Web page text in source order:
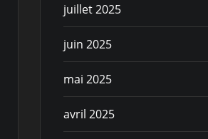
juillet 2025
juin 2025
mai 2025
avril 2025